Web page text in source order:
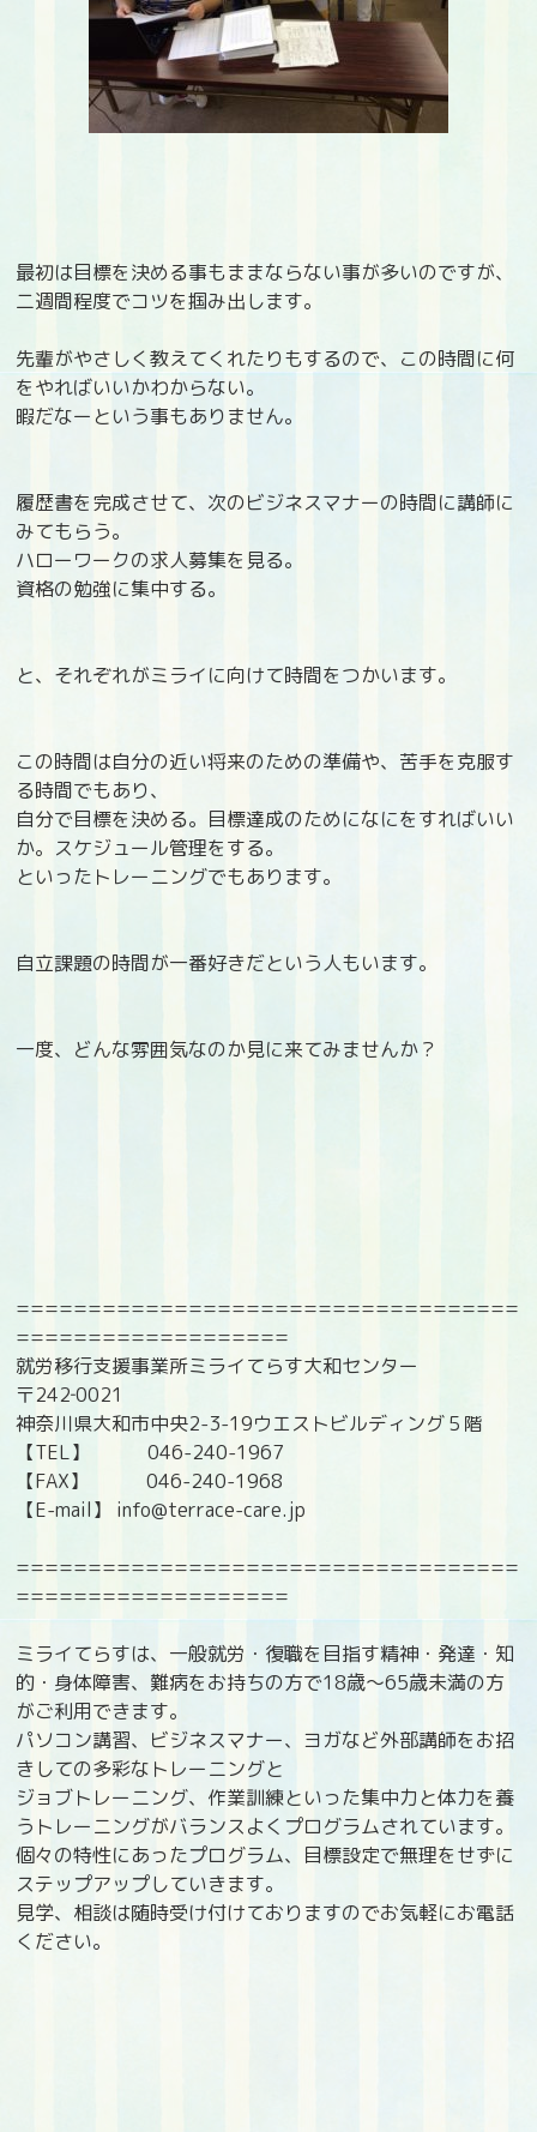
最初は目標を決める事もままならない事が多いのですが、
二週間程度でコツを掴み出します。
先輩がやさしく教えてくれたりもするので、この時間に何
をやればいいかわからない。
暇だなーという事もありません。
履歴書を完成させて、次のビジネスマナーの時間に講師に
みてもらう。
ハローワークの求人募集を見る。
資格の勉強に集中する。
と、それぞれがミライに向けて時間をつかいます。
この時間は自分の近い将来のための準備や、苦手を克服す
る時間でもあり、
自分で目標を決める。目標達成のためになにをすればいい
か。スケジュール管理をする。
といったトレーニングでもあります。
自立課題の時間が一番好きだという人もいます。
一度、どんな雰囲気なのか見に来てみませんか？
===================================
===================
就労移行支援事業所ミライてらす大和センター
〒242‐0021
神奈川県大和市中央2-3-19ウエストビルディング５階
【TEL】 046-240-1967
【FAX】 046-240-1968
【E-mail】 info@terrace-care.jp
===================================
===================
ミライてらすは、一般就労・復職を目指す精神・発達・知
的・身体障害、難病をお持ちの方で18歳〜65歳未満の方
がご利用できます。
パソコン講習、ビジネスマナー、ヨガなど外部講師をお招
きしての多彩なトレーニングと
ジョブトレーニング、作業訓練といった集中力と体力を養
うトレーニングがバランスよくプログラムされています。
個々の特性にあったプログラム、目標設定で無理をせずに
ステップアップしていきます。
見学、相談は随時受け付けておりますのでお気軽にお電話
ください。